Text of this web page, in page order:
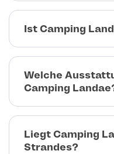
Ist Camping
Welche
Camping
Liegt Camping
Strandes?